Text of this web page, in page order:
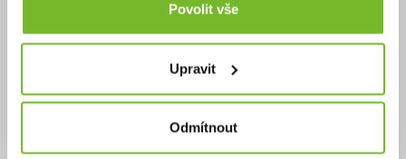
Povolit vše
Upravit
Odmítnout
jistota originální
prémiové značky